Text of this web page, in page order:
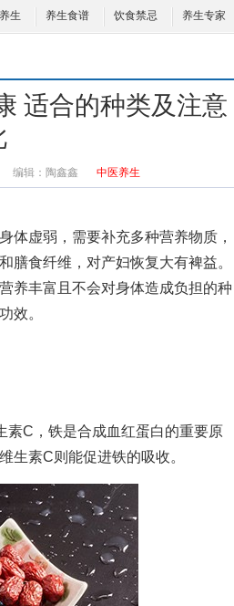
生 养生食谱 饮食禁忌 养生专家
适合的种类及注意
编辑： 陶鑫鑫 中医养生
虚弱，需要补充多种营养物质，
膳食纤维，对产妇恢复大有裨益。
养丰富且不会对身体造成负担的种
效。
C，铁是合成血红蛋白的重要原
生素C则能促进铁的吸收。